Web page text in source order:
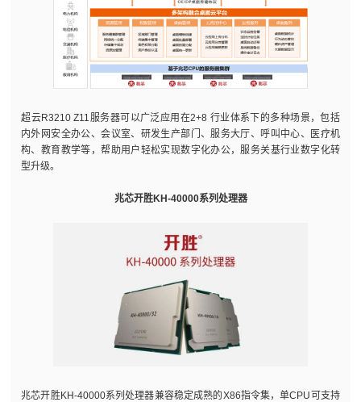
超云R3210 Z11服务器可以广泛应用在2+8 行业体系下的多种场景，包括
内外网安全办公、会议室、研发生产部门、服务大厅、呼叫中心、医疗机
构、教育教学等，帮助用户轻松实现数字化办公，服务关基行业数字化转
型升级。
兆芯开胜KH-40000系列处理器
兆芯开胜KH-40000系列处理器兼容稳定成熟的X86指令集，单CPU可支持